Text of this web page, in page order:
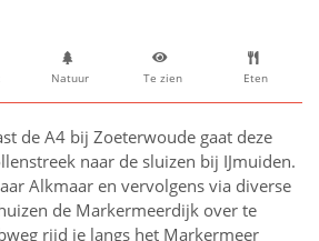
Natuur Te zien Eten
de A4 bij Zoeterwoude gaat deze
naar de sluizen bij IJmuiden.
Alkmaar en vervolgens via diverse
de Markermeerdijk over te
rijd je langs het Markermeer